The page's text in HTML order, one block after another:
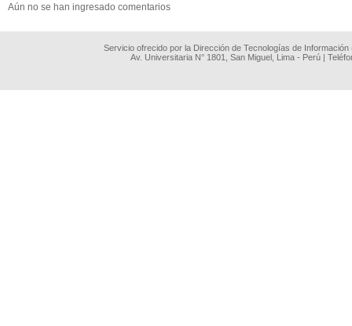
Aún no se han ingresado comentarios
Servicio ofrecido por la Dirección de Tecnologías de
Av. Universitaria N° 1801, San Miguel, Lima - Perú |